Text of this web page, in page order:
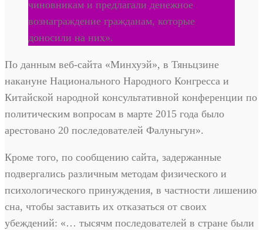
чиновникам и предлагали денежное
вознаграждение гражданам, которые
доносили на них».
По данным веб-сайта «Минхуэй», в Тяньцзине
накануне Национального Народного Конгресса и
Китайской народной консультативной конференции по
политическим вопросам в марте 2015 года было
арестовано 20 последователей Фалуньгун».
Кроме того, по сообщению сайта, задержанные
подвергались различным методам физического и
психологического принуждения, в частности лишению
сна, чтобы заставить их отказаться от своих
убеждений: «… тысячм последователей в стране были